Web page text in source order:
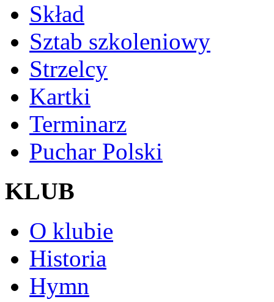
Skład
Sztab szkoleniowy
Strzelcy
Kartki
Terminarz
Puchar Polski
KLUB
O klubie
Historia
Hymn